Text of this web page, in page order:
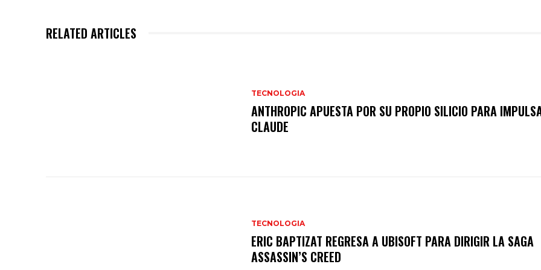
RELATED ARTICLES
TECNOLOGIA
ANTHROPIC APUESTA POR SU PROPIO SILICIO PARA
CLAUDE
TECNOLOGIA
ERIC BAPTIZAT REGRESA A UBISOFT PARA DIRIGIR LA SAGA
ASSASSIN’S CREED